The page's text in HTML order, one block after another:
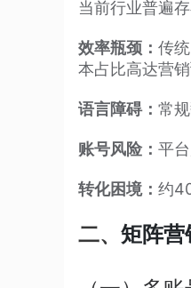
当前行业普遍
效率瓶颈： 传
本占比高达营
语言障碍： 常
账号风险： 平
转化困境： 约
二、 矩阵营